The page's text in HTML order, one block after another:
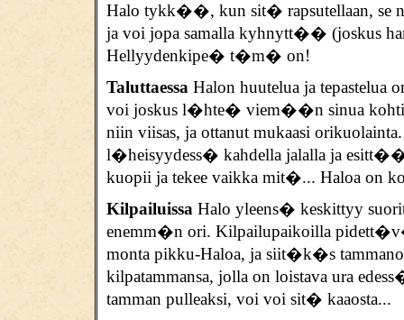
Halo tykk��, kun sit� rapsutellaan, se
ja voi jopa samalla kyhnytt�� (joskus
Hellyydenkipe� t�m� on!
Taluttaessa Halon huutelua ja tepastelua
voi joskus l�hte� viem��n sinua kohti
niin viisas, ja ottanut mukaasi
l�heisyydess� kahdella jalalla ja
kuopii ja tekee vaikka mit�... Haloa on
Kilpailuissa Halo yleens� keskittyy
enemm�n ori. Kilpailupaikoilla
monta pikku-Haloa, ja siit�k�s
kilpatammansa, jolla on loistava ura
tamman pulleaksi, voi voi sit� kaaosta...